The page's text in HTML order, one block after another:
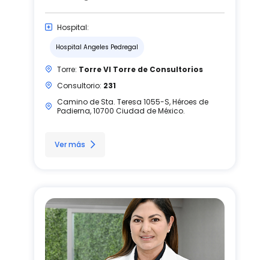
Hospital:
Hospital Angeles Pedregal
Torre: Torre VI Torre de Consultorios
Consultorio: 231
Camino de Sta. Teresa 1055-S, Héroes de
Padierna, 10700 Ciudad de México.
Ver más